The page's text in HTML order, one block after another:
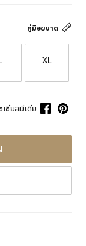
คู่มือขนาด
XL
เชียลมีเดีย